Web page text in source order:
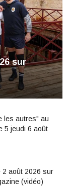
sur
les autres" au
5 jeudi 6 août
2 août 2026 sur
(vidéo)